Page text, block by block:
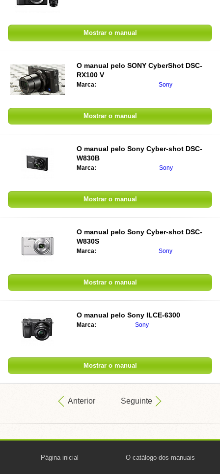
Mostrar o manual
O manual pelo SONY CyberShot DSC-
RX100 V
Marca: Sony
Mostrar o manual
O manual pelo Sony Cyber-shot DSC-
W830B
Marca: Sony
Mostrar o manual
O manual pelo Sony Cyber-shot DSC-
W830S
Marca: Sony
Mostrar o manual
O manual pelo Sony ILCE-6300
Marca: Sony
Mostrar o manual
Anterior Seguinte
Página inicial O catálogo dos manuais